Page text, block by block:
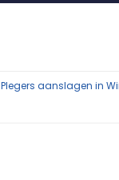
Plegers aanslagen in